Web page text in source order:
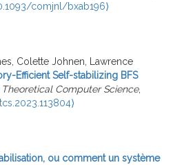
comjnl/bxab196⟩
Colette Johnen, Lawrence
Efficient Self-stabilizing BFS
Theoretical Computer Science,
ou comment un système